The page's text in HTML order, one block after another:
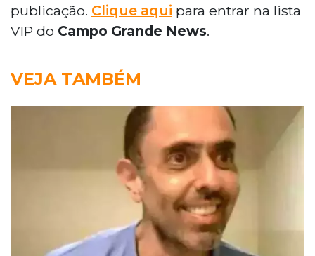
publicação. ‎ Clique aqui para entrar na lista
VIP do Campo Grande News.
VEJA TAMBÉM